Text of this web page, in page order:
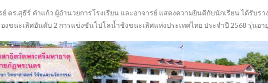
ดร.สุธีร์ คำแก้ว ผู้อำนวยการโรงเรียน และอาจารย์ แสดงความยินดีกับนักเรียน ได้รับรา
องชนะเลิศอันดับ 2 การแข่งขันโปโลน้ำชิงชนะเลิศแห่งประเทศไทย ประจำปี 2568 รุ่นอ